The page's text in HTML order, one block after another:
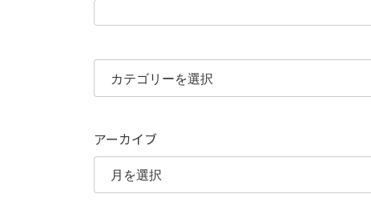
カ
ゴ
ー
アーカイブ